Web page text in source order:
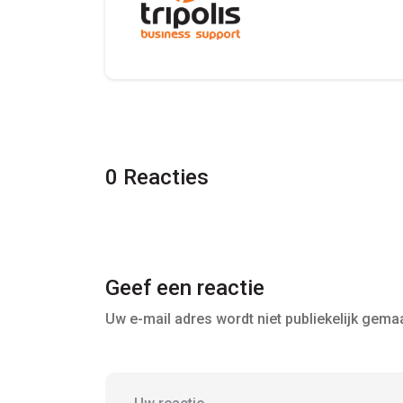
0 Reacties
Geef een reactie
Uw e-mail adres wordt niet publiekelijk